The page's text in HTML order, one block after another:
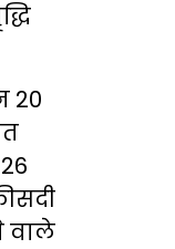
20
वाले